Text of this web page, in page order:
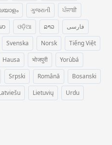
ગુજરાતી
ਪੰਜਾਬੀ
ာ ଓଡ଼ିଆ ລາວ
فارسی
Svenska Norsk
Tiếng Việt
Hausa भोजपुरी
Yorùbá
Srpski Română
Bosanski
Lietuvių Urdu